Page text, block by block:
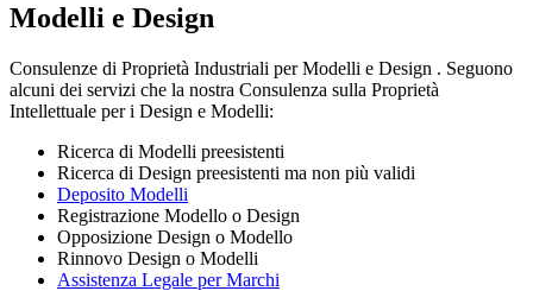
Modelli e Design
Consulenze di Proprietà Industriali per Modelli e Design . Seguono
alcuni dei servizi che la nostra Consulenza sulla Proprietà
Intellettuale per i Design e Modelli:
Ricerca di Modelli preesistenti
Ricerca di Design preesistenti ma non più validi
Deposito Modelli
Registrazione Modello o Design
Opposizione Design o Modello
Rinnovo Design o Modelli
Assistenza Legale per Marchi